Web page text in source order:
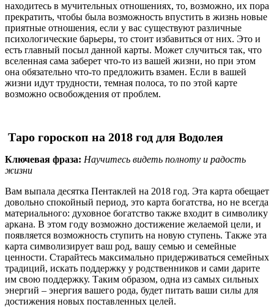
находитесь в мучительных отношениях, то, возможно, их пора
прекратить, чтобы была возможность впустить в жизнь новые
приятные отношения, если у вас существуют различные
психологические барьеры, то стоит избавиться от них. Это и
есть главный посыл данной карты. Может случиться так, что
вселенная сама заберет что-то из вашей жизни, но при этом
она обязательно что-то предложить взамен. Если в вашей
жизни идут трудности, темная полоса, то по этой карте
возможно освобождения от проблем.
Таро гороскоп на 2018 год для Водолея
Ключевая фраза: Научитесь видеть полноту и радость
жизни
Вам выпала десятка Пентаклей на 2018 год. Эта карта обещает
довольно спокойный период, это карта богатства, но не всегда
материального: духовное богатство также входит в символику
аркана. В этом году возможно достижение желаемой цели, и
появляется возможность ступить на новую ступень. Также эта
карта символизирует ваш род, вашу семью и семейные
ценности. Старайтесь максимально придерживаться семейных
традиций, искать поддержку у родственников и сами дарите
им свою поддержку. Таким образом, одна из самых сильных
энергий – энергия вашего рода, будет питать ваши силы для
достижения новых поставленных целей.